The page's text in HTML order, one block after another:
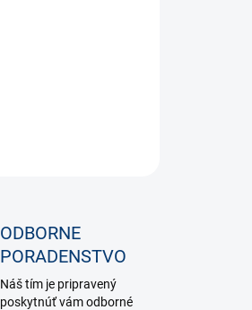
ODBORNE
PORADENSTVO
Náš tím je pripravený
poskytnúť vám odborné